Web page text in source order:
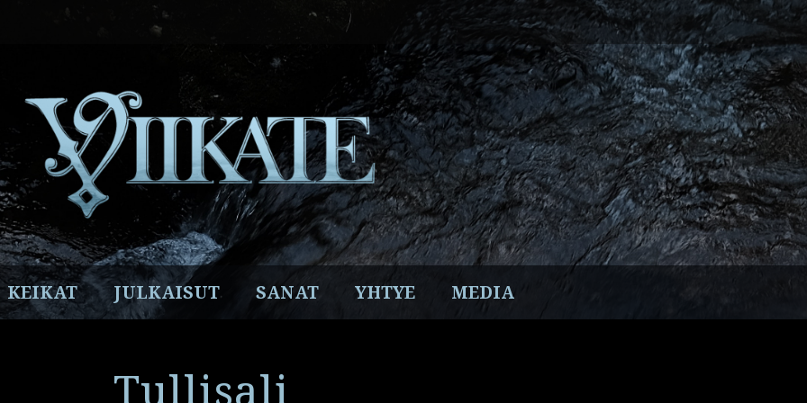
Facebook
InstagramYouTube
Spotify
KEIKAT JULKAISUT SANAT YHTYE MEDIA
Tullisali